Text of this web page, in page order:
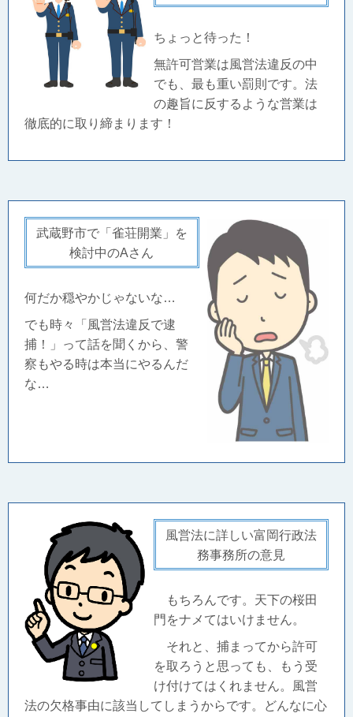
ちょっと待った！
無許可営業は風営法違反の中
でも、最も重い罰則です。法
の趣旨に反するような営業は
徹底的に取り締まります！
武蔵野市で「雀荘開業」を
検討中のAさん
何だか穏やかじゃないな…
でも時々「風営法違反で逮
捕！」って話を聞くから、警
察もやる時は本当にやるんだ
な…
風営法に詳しい富岡行政法
務事務所の意見
もちろんです。天下の桜田
門をナメてはいけません。
それと、捕まってから許可
を取ろうと思っても、もう受
け付けてはくれません。風営
法の欠格事由に該当してしまうからです。どんなに心